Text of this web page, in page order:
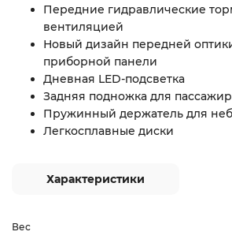
Передние гидравлические
вентиляцией
Новый дизайн передней
приборной панели
Дневная LED-подсветка
Задняя подножка для
Пружинный держатель для
Легкосплавные диски
Характеристики
Вес